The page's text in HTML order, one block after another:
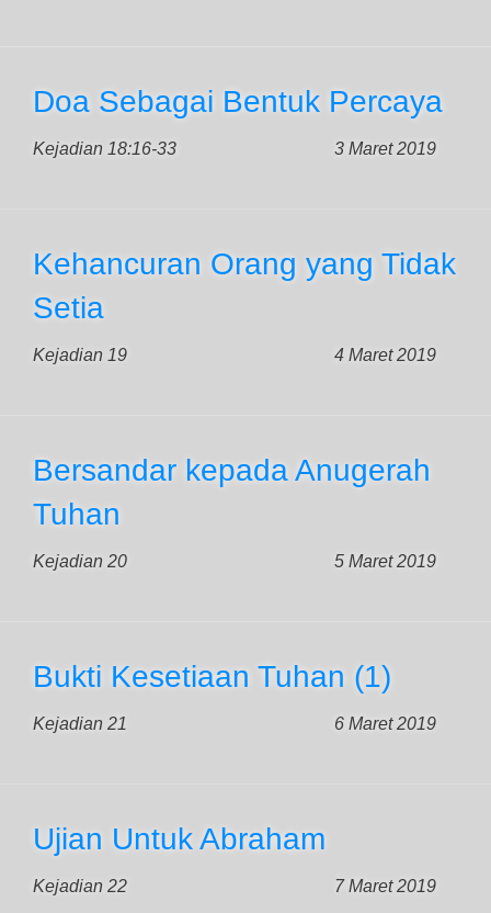
Doa Sebagai Bentuk Percaya
Kejadian 18:16-33 3 Maret 2019
Kehancuran Orang yang Tidak
Setia
Kejadian 19 4 Maret 2019
Bersandar kepada Anugerah
Tuhan
Kejadian 20 5 Maret 2019
Bukti Kesetiaan Tuhan (1)
Kejadian 21 6 Maret 2019
Ujian Untuk Abraham
Kejadian 22 7 Maret 2019